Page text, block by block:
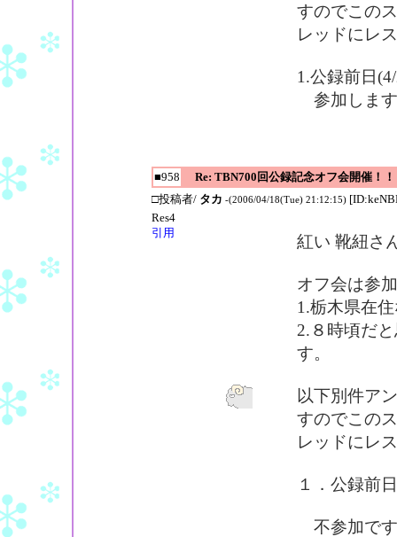
すのでこのス
レッドにレ
1.公録前日
参加します
■958 Re: TBN700回公録記念オフ会開催！！
□投稿者/ タカ -(2006/04/18(Tue) 21:12:15)
Res4
引用
紅い 靴紐さ
オフ会は参
1.栃木県在
2.８時頃だ
す。
以下別件ア
すのでこのス
レッドにレ
１．公録前
不参加で